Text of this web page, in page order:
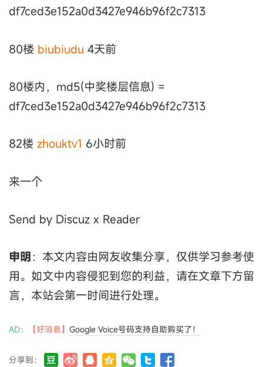
df7ced3e152a0d3427e946b96f2c7313
80楼 biubiudu 4天前
80楼内，md5(中奖楼层信息) =
df7ced3e152a0d3427e946b96f2c7313
82楼 zhouktv1 6小时前
来一个
Send by Discuz x Reader
申明 ：本文内容由网友收集分享，仅供学习参考使
用。如文中内容侵犯到您的利益，请在文章下方留
言，本站会第一时间进行处理。
AD： 【好消息】 Google Voice号码支持自助购买了！
分享到：